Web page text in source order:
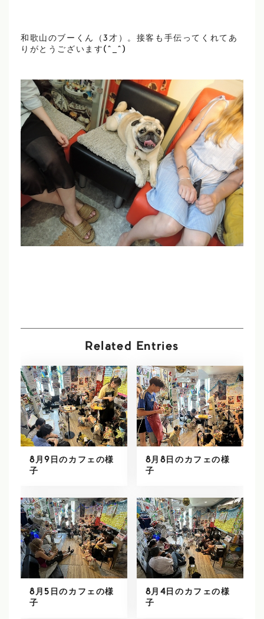
和歌山のブーくん（3才）。接客も手伝ってくれてあ
りがとうございます(^_^)
Related Entries
8月9日のカフェの様
子
8月8日のカフェの様
子
8月5日のカフェの様
子
8月4日のカフェの様
子